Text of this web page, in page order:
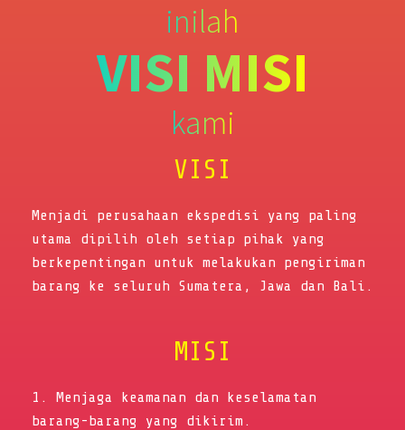
inilah
VISI MISI
kami
VISI
Menjadi perusahaan ekspedisi yang paling
utama dipilih oleh setiap pihak yang
berkepentingan untuk melakukan pengiriman
barang ke seluruh Sumatera, Jawa dan Bali.
MISI
1. Menjaga keamanan dan keselamatan
barang-barang yang dikirim.